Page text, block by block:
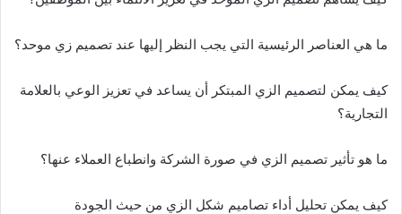
ما هي العناصر الرئيسية التي يجب النظر إليها عند تصميم زي موحد؟
كيف يمكن لتصميم الزي المبتكر أن يساعد في تعزيز الوعي بالعلامة
التجارية؟
ما هو تأثير تصميم الزي في صورة الشركة وانطباع العملاء عنها؟
كيف يمكن تحليل أداء تصاميم شكل الزي من حيث الجودة